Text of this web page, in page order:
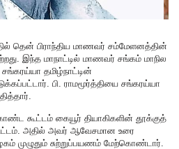
தென் பிராந்திய மாணவர் சம்மேளனத்தின்
இந்த மாநாட்டில் மாணவர் சங்கம் மாநில
சங்கரய்யா தமிழ்நாட்டின்
பி. ராமமூர்த்தியை சங்கரய்யா
கூட்டம் கையூர் தியாகிகளின் தூக்குத்
அதில் அவர் ஆவேசமான உரை
முழுதும் சுற்றுப்பயணம் மேற்கொண்டார்.